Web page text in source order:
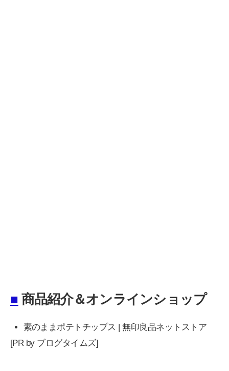
■ 商品紹介＆オンラインショップ
素のままポテトチップス | 無印良品ネットストア
[PR by ブログタイムズ]